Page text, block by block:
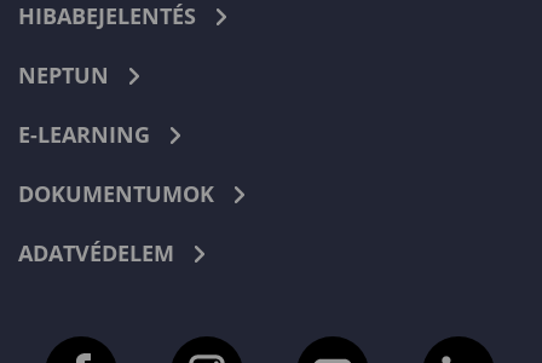
HIBABEJELENTÉS
NEPTUN
E-LEARNING
DOKUMENTUMOK
ADATVÉDELEM